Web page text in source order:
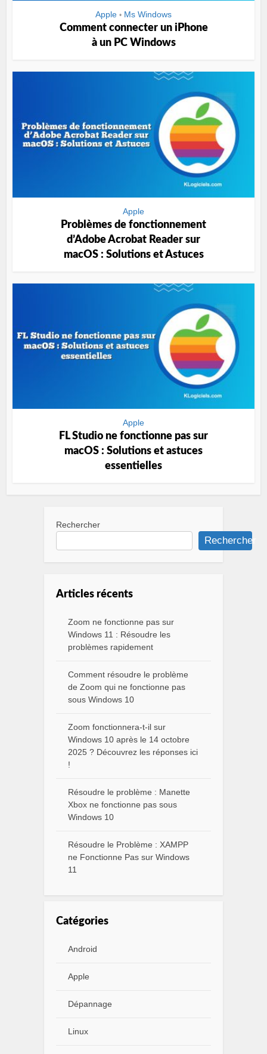
Apple • Ms Windows
Comment connecter un iPhone
à un PC Windows
Apple
Problèmes de fonctionnement
d’Adobe Acrobat Reader sur
macOS : Solutions et Astuces
Apple
FL Studio ne fonctionne pas sur
macOS : Solutions et astuces
essentielles
Rechercher
Rechercher
Articles récents
Zoom ne fonctionne pas sur
Windows 11 : Résoudre les
problèmes rapidement
Comment résoudre le problème
de Zoom qui ne fonctionne pas
sous Windows 10
Zoom fonctionnera-t-il sur
Windows 10 après le 14 octobre
2025 ? Découvrez les réponses ici
!
Résoudre le problème : Manette
Xbox ne fonctionne pas sous
Windows 10
Résoudre le Problème : XAMPP
ne Fonctionne Pas sur Windows
11
Catégories
Android
Apple
Dépannage
Linux